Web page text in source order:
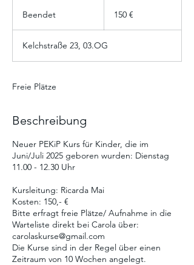
Beendet
n
d
150 €
Kelchstraße 23, 03.OG
Freie Plätze
Beschreibung
Neuer PEKiP Kurs für Kinder, die im
Juni/Juli 2025 geboren wurden: Dienstag
11.00 - 12.30 Uhr
Kursleitung: Ricarda Mai
Kosten: 150,- €
Bitte erfragt freie Plätze/ Aufnahme in die
Warteliste direkt bei Carola über:
carolaskurse@gmail.com
Die Kurse sind in der Regel über einen
Zeitraum von 10 Wochen angelegt.